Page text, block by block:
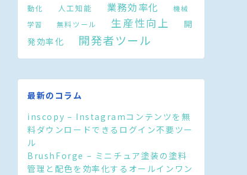
動化
人工知能 業務効率化
機械
学習
無料ツール 生産性向上
開
発効率化
開発者ツール
最新のコラム
inscopy – Instagramコンテンツを無
料ダウンロードできるログイン不要ツー
ル
BrushForge – ミニチュア塗装の塗料
管理と配色を効率化するオールインワン